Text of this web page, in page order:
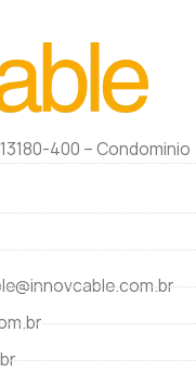
400 – Condominio